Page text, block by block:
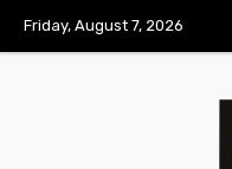
Friday, August 7, 2026